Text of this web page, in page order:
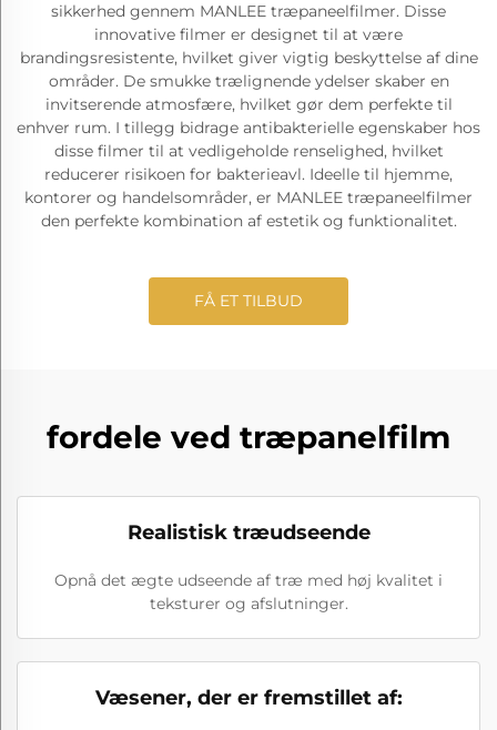
sikkerhed gennem MANLEE træpaneelfilmer. Disse
innovative filmer er designet til at være
brandingsresistente, hvilket giver vigtig beskyttelse af dine
områder. De smukke trælignende ydelser skaber en
invitserende atmosfære, hvilket gør dem perfekte til
enhver rum. I tillegg bidrage antibakterielle egenskaber hos
disse filmer til at vedligeholde renselighed, hvilket
reducerer risikoen for bakterieavl. Ideelle til hjemme,
kontorer og handelsområder, er MANLEE træpaneelfilmer
den perfekte kombination af estetik og funktionalitet.
FÅ ET TILBUD
fordele ved træpanelfilm
Realistisk træudseende
Opnå det ægte udseende af træ med høj kvalitet i
teksturer og afslutninger.
Væsener, der er fremstillet af: